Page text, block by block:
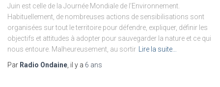
Juin est celle de la Journée Mondiale de l’Environnement.
Habituellement, de nombreuses actions de sensibilisations sont
organisées sur tout le territoire pour défendre, expliquer, définir les
objectifs et attitudes à adopter pour sauvegarder la nature et ce qui
nous entoure. Malheureusement, au sortir Lire la suite…
Par Radio Ondaine, il y a 6 ans